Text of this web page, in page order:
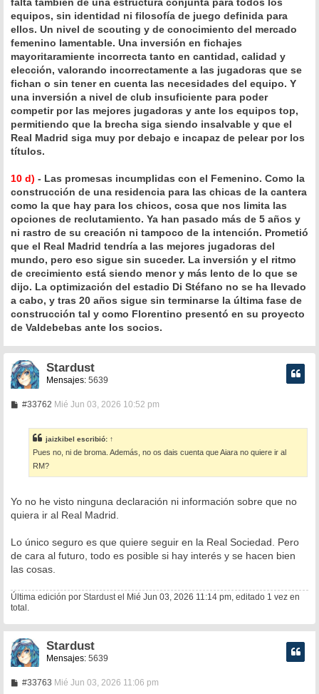
equipos, sin identidad ni filosofía de juego definida para
ellos. Un nivel de scouting y de conocimiento del mercado
femenino lamentable. Una inversión en fichajes
mayoritaramiente incorrecta tanto en cantidad, calidad y
elección, valorando incorrectamente a las jugadoras que se
fichan o sin tener en cuenta las necesidades del equipo. Y
una inversión a nivel de club insuficiente para poder
competir por las mejores jugadoras y ante los equipos top,
permitiendo que la brecha siga siendo insalvable y que el
Real Madrid siga muy por debajo e incapaz de pelear por los
títulos.
10 d) - Las promesas incumplidas con el Femenino. Como la
construcción de una residencia para las chicas de la cantera
como la que hay para los chicos, cosa que nos limita las
opciones de reclutamiento. Ya han pasado más de 5 años y
ni rastro de su creación ni tampoco de la intención. Prometió
que el Real Madrid tendría a las mejores jugadoras del
mundo, pero eso sigue sin suceder. La inversión y el ritmo
de crecimiento está siendo menor y más lento de lo que se
dijo. La optimización del estadio Di Stéfano no se ha llevado
a cabo, y tras 20 años sigue sin terminarse la última fase de
construcción tal y como Florentino presentó en su proyecto
de Valdebebas ante los socios.
Stardust
Mensajes: 5639
#33762M
a
j
Mié Jun 03, 2026 10:52 pm
jaizkibel escribió: ↑
Pues no, ni de broma. Además, no os dais cuenta que Aiara no quiere ir al
RM?
Yo no he visto ninguna declaración ni información sobre que no
quiera ir al Real Madrid.
Lo único seguro es que quiere seguir en la Real Sociedad. Pero
de cara al futuro, todo es posible si hay interés y se hacen bien
las cosas.
Última edición por Stardustel Mié Jun 03, 2026 11:14 pm, editado 1 vez en
total.
Stardust
Mensajes: 5639
#33763MMié Jun 03, 2026 11:06 pm